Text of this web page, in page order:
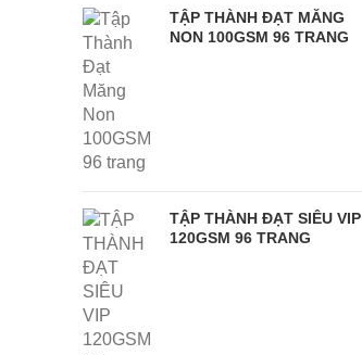
TẬP THÀNH ĐẠT MĂNG
NON 100GSM 96 TRANG
TẬP THÀNH ĐẠT SIÊU VIP
120GSM 96 TRANG